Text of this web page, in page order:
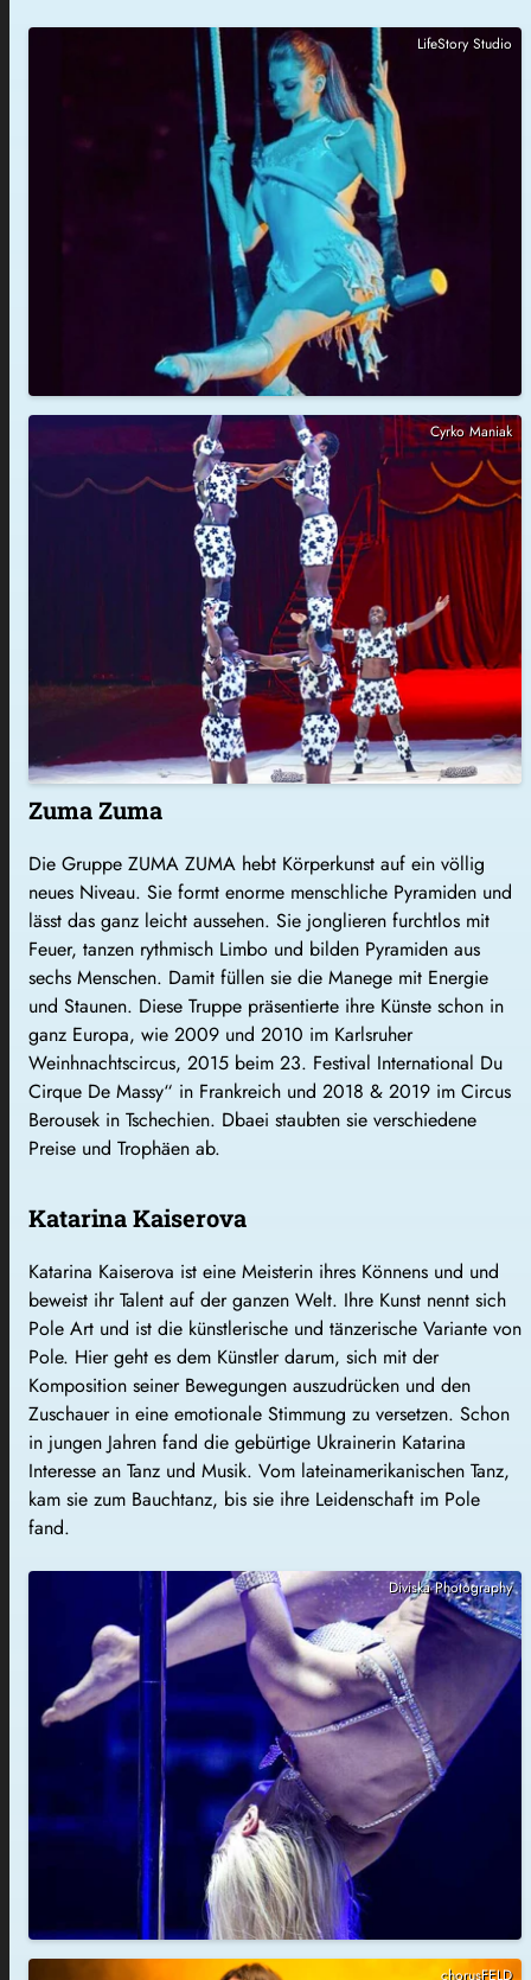
LifeStory Studio
Cyrko Maniak
Zuma Zuma
Die Gruppe ZUMA ZUMA hebt Körperkunst auf ein völlig
neues Niveau. Sie formt enorme menschliche Pyramiden und
lässt das ganz leicht aussehen. Sie jonglieren furchtlos mit
Feuer, tanzen rythmisch Limbo und bilden Pyramiden aus
sechs Menschen. Damit füllen sie die Manege mit Energie
und Staunen. Diese Truppe präsentierte ihre Künste schon in
ganz Europa, wie 2009 und 2010 im Karlsruher
Weinhnachtscircus, 2015 beim 23. Festival International Du
Cirque De Massy“ in Frankreich und 2018 & 2019 im Circus
Berousek in Tschechien. Dbaei staubten sie verschiedene
Preise und Trophäen ab.
Katarina Kaiserova
Katarina Kaiserova ist eine Meisterin ihres Könnens und und
beweist ihr Talent auf der ganzen Welt. Ihre Kunst nennt sich
Pole Art und ist die künstlerische und tänzerische Variante von
Pole. Hier geht es dem Künstler darum, sich mit der
Komposition seiner Bewegungen auszudrücken und den
Zuschauer in eine emotionale Stimmung zu versetzen. Schon
in jungen Jahren fand die gebürtige Ukrainerin Katarina
Interesse an Tanz und Musik. Vom lateinamerikanischen Tanz,
kam sie zum Bauchtanz, bis sie ihre Leidenschaft im Pole
fand.
Diviska Photography
chorusFELD